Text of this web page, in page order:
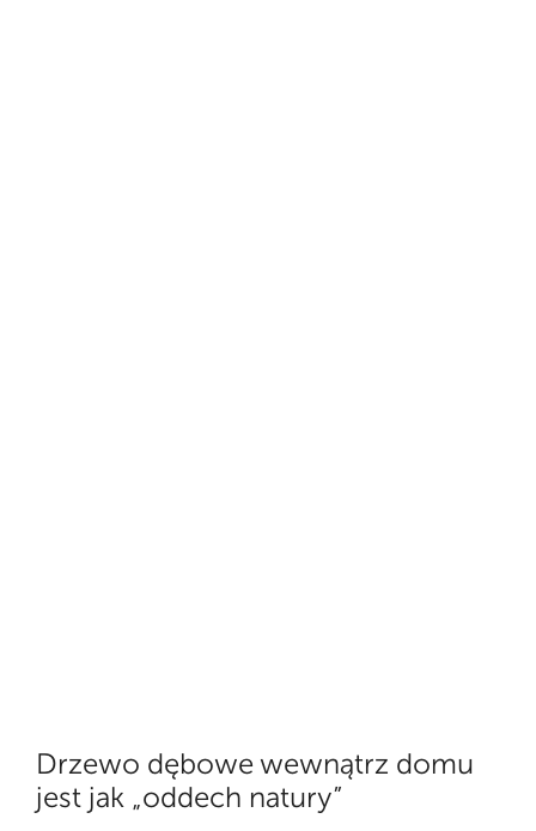
Drzewo dębowe wewnątrz domu
jest jak „oddech natury”